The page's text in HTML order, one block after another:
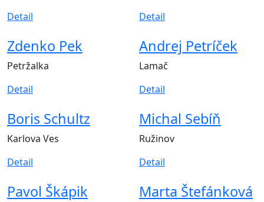
Detail
Detail
Zdenko Pek
Petržalka
Detail
Andrej Petríček
Lamač
Detail
Boris Schultz
Karlova Ves
Detail
Michal Sebíň
Ružinov
Detail
Pavol Škápik Marta Štefánková